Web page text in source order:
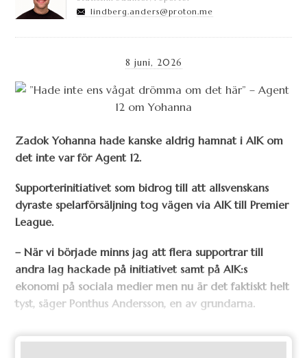
lindberg.anders@proton.me
8 juni, 2026
Zadok Yohanna hade kanske aldrig hamnat i AIK om
det inte var för Agent 12.
Supporterinitiativet som bidrog till att allsvenskans
dyraste spelarförsäljning tog vägen via AIK till Premier
League.
– När vi började minns jag att flera supportrar till
andra lag hackade på initiativet samt på AIK:s
ekonomi på sociala medier men nu är det faktiskt helt
tyst, säger Ponthus Andersson, en av grundarna.